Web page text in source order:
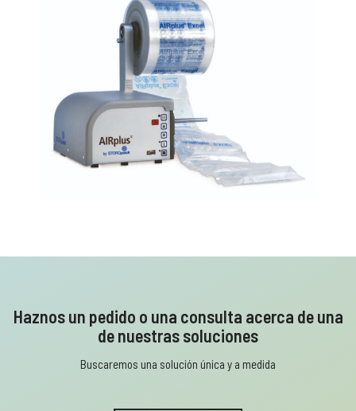
Haznos un pedido o una consulta acerca de una
de nuestras soluciones
Buscaremos una solución única y a medida